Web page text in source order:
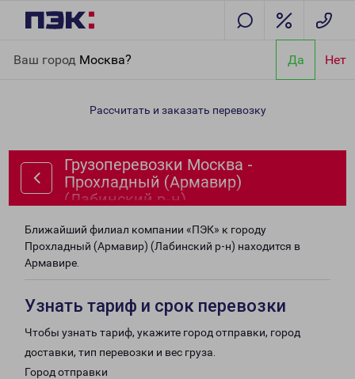
Ваш город Москва? Да Нет
(Армавир) (Лабинский р-н)
Рассчитать и заказать перевозку
Грузоперевозки Москва -
Прохладный (Армавир)
(Лабинский р-н)
Ближайший филиал компании «ПЭК» к городу
Прохладный (Армавир) (Лабинский р-н) находится в
Армавире.
Узнать тариф и срок перевозки
Чтобы узнать тариф, укажите город отправки, город
доставки, тип перевозки и вес груза.
Город отправки